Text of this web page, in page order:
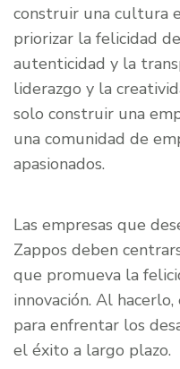
construir una cultura
priorizar la felicidad
autenticidad y la
liderazgo y la
solo construir una
una comunidad de
apasionados.
Las empresas que
Zappos deben
que promueva la
innovación. Al
para enfrentar los
el éxito a largo plazo.